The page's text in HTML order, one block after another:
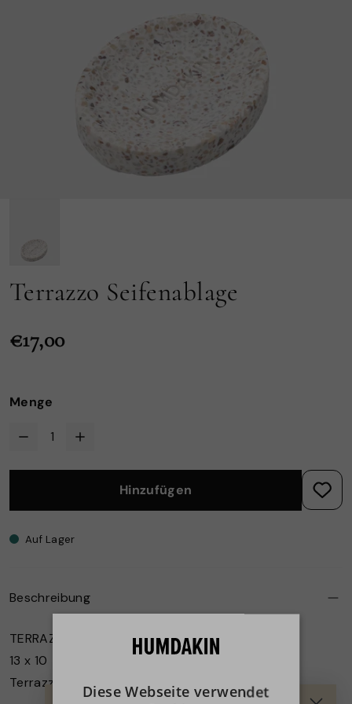
Terrazzo Seifenablage
€17,00
Menge
Hinzufügen
Auf Lager
Beschreibung
TERRAZZO-SEIFENSCHALE
13 x 10
Terrazzo
Diese Webseite verwendet